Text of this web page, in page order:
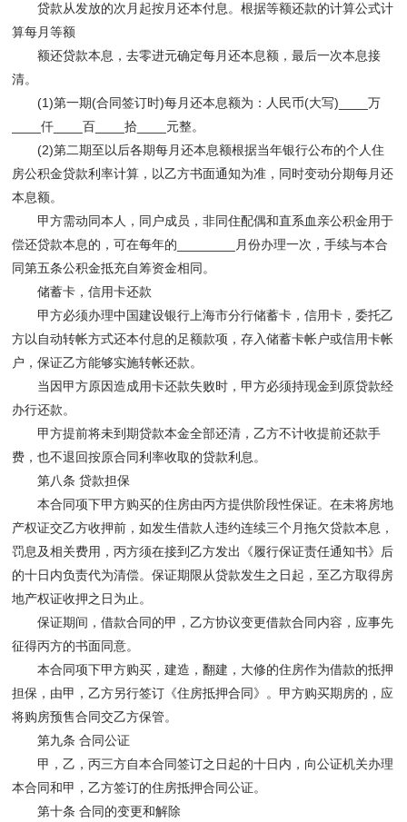
贷款从发放的次月起按月还本付息。根据等额还款的计算公式计
算每月等额
额还贷款本息，去零进元确定每月还本息额，最后一次本息接
清。
(1)第一期(合同签订时)每月还本息额为：人民币(大写)____万
____仟____百____拾____元整。
(2)第二期至以后各期每月还本息额根据当年银行公布的个人住
房公积金贷款利率计算，以乙方书面通知为准，同时变动分期每月还
本息额。
甲方需动同本人，同户成员，非同住配偶和直系血亲公积金用于
偿还贷款本息的，可在每年的________月份办理一次，手续与本合
同第五条公积金抵充自筹资金相同。
储蓄卡，信用卡还款
甲方必须办理中国建设银行上海市分行储蓄卡，信用卡，委托乙
方以自动转帐方式还本付息的足额款项，存入储蓄卡帐户或信用卡帐
户，保证乙方能够实施转帐还款。
当因甲方原因造成用卡还款失败时，甲方必须持现金到原贷款经
办行还款。
甲方提前将未到期贷款本金全部还清，乙方不计收提前还款手
费，也不退回按原合同利率收取的贷款利息。
第八条 贷款担保
本合同项下甲方购买的住房由丙方提供阶段性保证。在未将房地
产权证交乙方收押前，如发生借款人违约连续三个月拖欠贷款本息，
罚息及相关费用，丙方须在接到乙方发出《履行保证责任通知书》后
的十日内负责代为清偿。保证期限从贷款发生之日起，至乙方取得房
地产权证收押之日为止。
保证期间，借款合同的甲，乙方协议变更借款合同内容，应事先
征得丙方的书面同意。
本合同项下甲方购买，建造，翻建，大修的住房作为借款的抵押
担保，由甲，乙方另行签订《住房抵押合同》。甲方购买期房的，应
将购房预售合同交乙方保管。
第九条 合同公证
甲，乙，丙三方自本合同签订之日起的十日内，向公证机关办理
本合同和甲，乙方签订的住房抵押合同公证。
第十条 合同的变更和解除